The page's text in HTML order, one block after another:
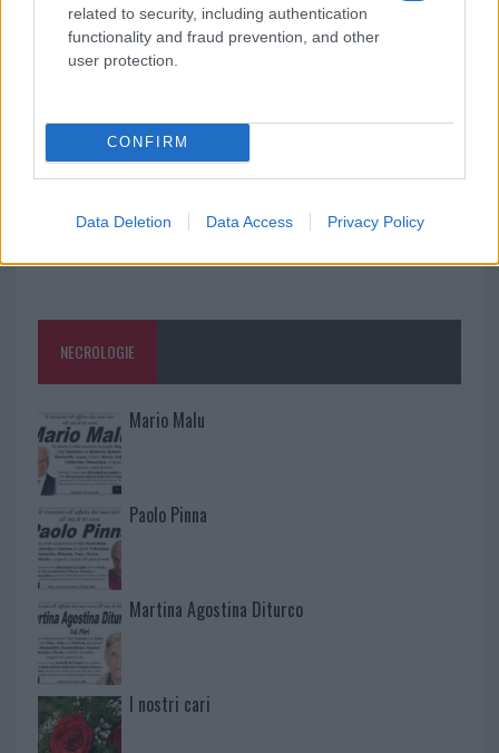
related to security, including authentication
functionality and fraud prevention, and other
user protection.
CONFIRM
Data Deletion Data Access Privacy Policy
Raid nelle campagne di Berchidda, rischio per
la rete elettrica
NECROLOGIE
Mario Malu
Paolo Pinna
Martina Agostina Diturco
I nostri cari